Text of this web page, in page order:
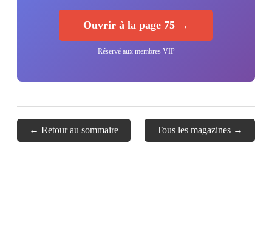
Ouvrir à la page 75 →
Réservé aux membres VIP
← Retour au sommaire Tous les magazines →